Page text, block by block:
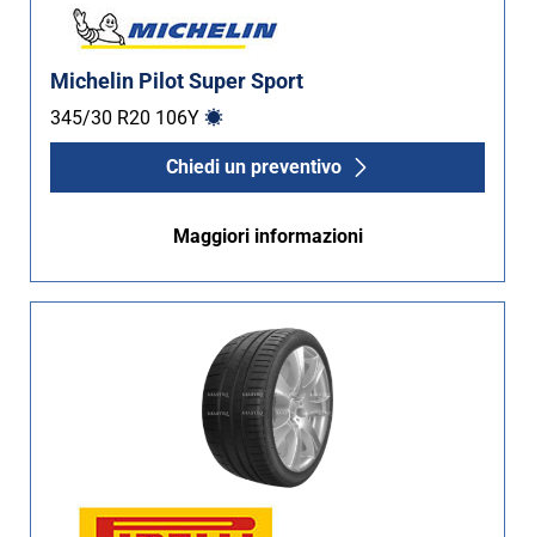
Michelin Pilot Super Sport
345/30 R20 106Y
Chiedi un preventivo
Maggiori informazioni